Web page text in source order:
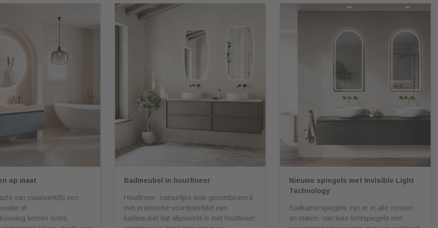
op maat
van maatwerkBij een
of
komen soms
Badmeubel in houtfineer
Houtfineer: natuurlijke look gecombineerd
met praktische voordelenMet een
badmeubel dat afgewerkt is met houtfineer
Nieuwe spiegels met Invisible Light
Technology
Badkamerspiegels zijn er in alle vormen
en maten. Van luxe lichtspiegels met